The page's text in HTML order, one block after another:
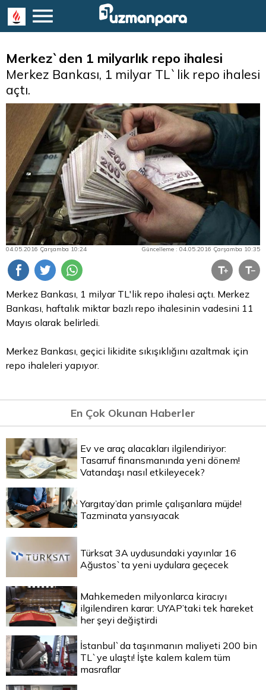
Merkez`den 1 milyarlık repo ihalesi
Merkez Bankası, 1 milyar TL`lik repo ihalesi
açtı.
04.05.2016 Çarşamba 10:24 Güncelleme : 04.05.2016 Çarşamba 10:35
Merkez Bankası, 1 milyar TL'lik repo ihalesi açtı. Merkez
Bankası, haftalık miktar bazlı repo ihalesinin vadesini 11
Mayıs olarak belirledi.
Merkez Bankası, geçici likidite sıkışıklığını azaltmak için
repo ihaleleri yapıyor.
En Çok Okunan Haberler
Ev ve araç alacakları ilgilendiriyor:
Tasarruf finansmanında yeni dönem!
Vatandaşı nasıl etkileyecek?
Yargıtay’dan primle çalışanlara müjde!
Tazminata yansıyacak
Türksat 3A uydusundaki yayınlar 16
Ağustos`ta yeni uydulara geçecek
Mahkemeden milyonlarca kiracıyı
ilgilendiren karar: UYAP’taki tek hareket
her şeyi değiştirdi
İstanbul`da taşınmanın maliyeti 200 bin
TL`ye ulaştı! İşte kalem kalem tüm
masraflar